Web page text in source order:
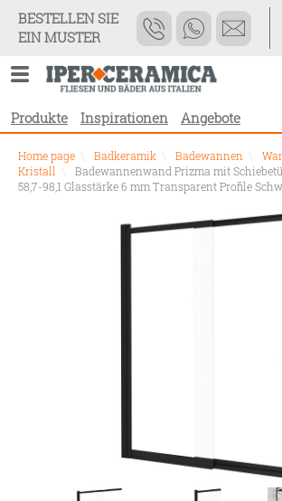
BESTELLEN SIE
EIN MUSTER
Produkte Inspirationen Angebote
Home page Badkeramik Badewannen
Kristall
Badewannenwand Prizma mit
58,7-98,1 Glasstärke 6 mm Transparent Profile